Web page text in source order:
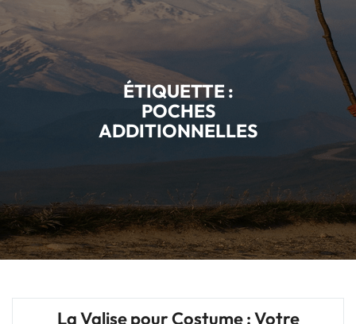
ÉTIQUETTE :
POCHES
ADDITIONNELLES
La Valise pour Costume : Votre